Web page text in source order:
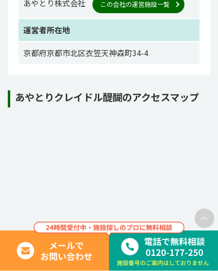
あやとり株式会社 この会社の運営施設一覧
運営者所在地
京都府京都市北区衣笠天神森町34-4
あやとりクレイドル醍醐のアクセスマップ